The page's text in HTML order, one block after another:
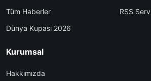
Tüm Haberler
Dünya Kupası 2026
RSS
Kurumsal
Hakkımızda